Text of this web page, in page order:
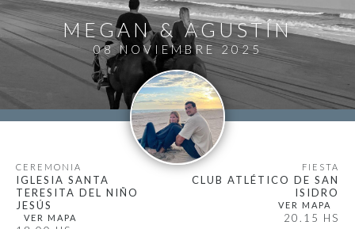
MEGAN AGUSTÍN
08 NOVIEMBRE 2025
CEREMONIA
IGLESIA SANTA
TERESITA DEL NIÑO
JESÚS
FIESTA
CLUB ATLÉTICO DE SAN
ISIDRO
20.15 HS